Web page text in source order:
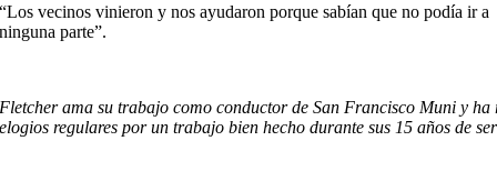
“Los vecinos vinieron y nos ayudaron porque sabían que no podía ir a
ninguna parte”.
Fletcher ama su trabajo como conductor de San Francisco Muni y ha
elogios regulares por un trabajo bien hecho durante sus 15 años de